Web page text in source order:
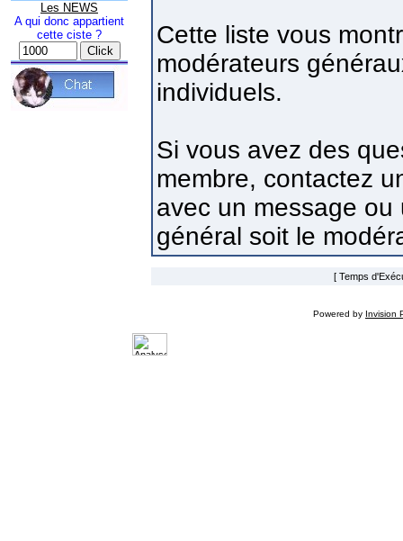
Les NEWS
A qui donc appartient
cette ciste ?
Cette liste vous
modérateurs
individuels.
Si vous avez des
membre, contactez
avec un message
général soit le
[ Temps
Powered by Invision